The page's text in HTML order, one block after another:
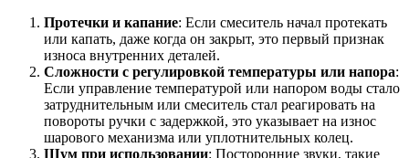
Протечки и капание: Если смеситель начал протекать
или капать, даже когда он закрыт, это первый признак
износа внутренних деталей.
Сложности с регулировкой температуры или напора:
Если управление температурой или напором воды стало
затруднительным или смеситель стал реагировать на
повороты ручки с задержкой, это указывает на износ
шарового механизма или уплотнительных колец.
Шум при использовании: Посторонние звуки, такие